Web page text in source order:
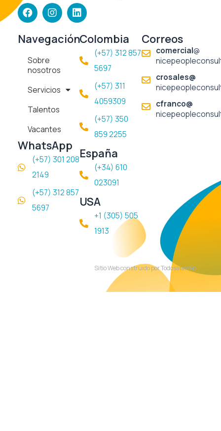
F
a
c
e
b
o
o
k
I
n
s
t
a
r
a
m
L
i
n
k
e
d
Navegación
Sobre
nosotros
Servicios
Talentos
Vacantes
WhatsApp
(+57) 301 208
2149
(+57) 312 857
5697
Colombia
(+57) 312 857
5697​
(+57) 311
4059309
(+57) 350
859 2255
España
(+34) 610
023091
USA
+1 (305) 505
1913
Correos
comercial@
crosales@
cfranco@
Sitio Web construido por TodosalaWeb